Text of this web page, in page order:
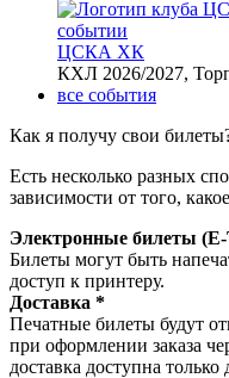
ЦСКА ХК
КХЛ 2026/2027,
все события
Как я получу свои
Есть несколько разных
зависимости от того,
Электронные билеты
Билеты могут быть
доступ к принтеру.
Доставка *
Печатные билеты будут
при оформлении заказа
доставка доступна